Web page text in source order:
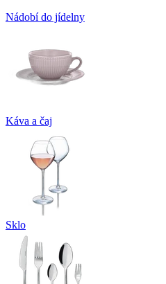
Nádobí do jídelny
Káva a čaj
Sklo